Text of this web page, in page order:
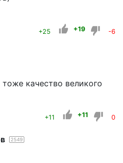
+25 +19 -6
качество великого
+11 +11 0
2549